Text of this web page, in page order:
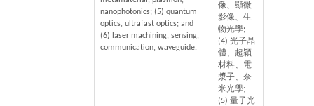
nanophotonics; (5) quantum
optics, ultrafast optics; and
(6) laser machining, sensing,
communication, waveguide.
像、顯微
影像、生
物光學;
(4) 光子晶
體、超穎
材料、電
漿子、奈
米光學;
(5) 量子光